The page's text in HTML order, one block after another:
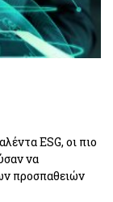
ESG, οι πιο
να
προσπαθειών